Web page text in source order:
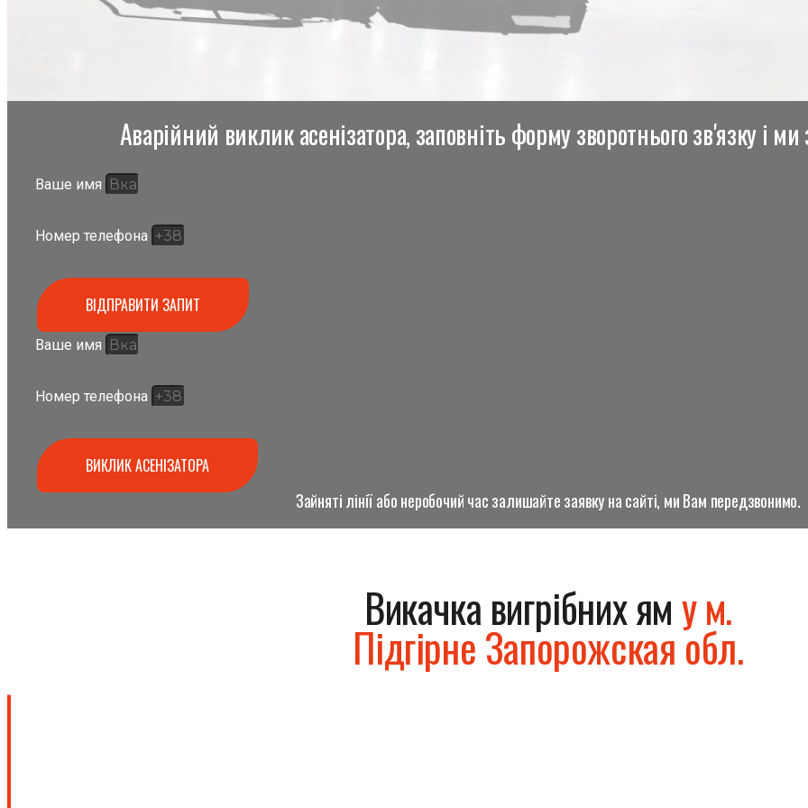
Аварійний виклик асенізатора, заповніть форму зворотнього зв'язку і
Ваше имя
Номер телефона
ВІДПРАВИТИ ЗАПИТ
Ваше имя
Номер телефона
ВИКЛИК АСЕНІЗАТОРА
Зайняті лінії або неробочий час залишайте заявку на сайті, ми Вам передзвонимо.
Викачка вигрібних яму м.
Підгірне Запорожская обл.